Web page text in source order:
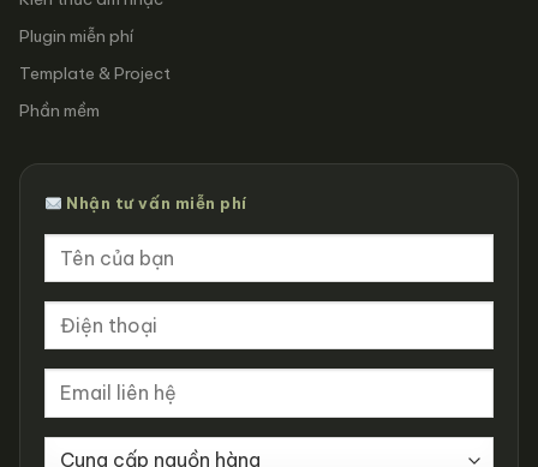
Plugin miễn phí
Template & Project
Phần mềm
Nhận tư vấn miễn phí